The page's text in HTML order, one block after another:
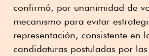
confirmó, por unanimidad de
mecanismo para evitar
representación, consistente en
candidaturas postuladas por